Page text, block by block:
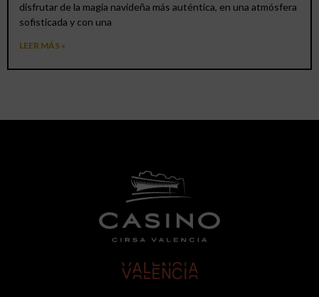
disfrutar de la magia navideña más auténtica, en una atmósfera
sofisticada y con una
LEER MÁS »